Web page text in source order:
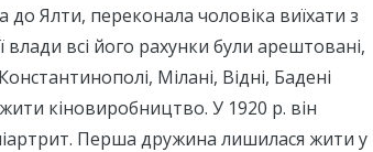
до Ялти, переконала чоловіка виїхати з
всі його рахунки були арештовані,
Мілані, Відні, Бадені
кіновиробництво. У 1920 р. він
Перша дружина лишилася жити у